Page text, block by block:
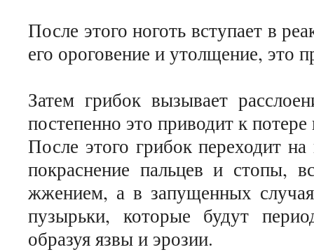
После этого ноготь вступает в
его ороговение и утолщение, это
Затем грибок вызывает
постепенно это приводит к потере
После этого грибок переходит
покраснение пальцев и стопы,
жжением, а в запущенных
пузырьки, которые будут
образуя язвы и эрозии.